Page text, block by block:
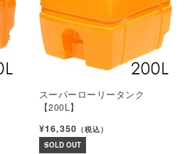
スーパーローリータンク
【200L】
¥16,350 （税込）
SOLD OUT